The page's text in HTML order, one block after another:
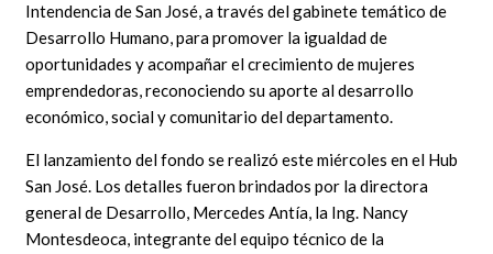
Intendencia de San José, a través del gabinete temático de
Desarrollo Humano, para promover la igualdad de
oportunidades y acompañar el crecimiento de mujeres
emprendedoras, reconociendo su aporte al desarrollo
económico, social y comunitario del departamento.
El lanzamiento del fondo se realizó este miércoles en el Hub
San José. Los detalles fueron brindados por la directora
general de Desarrollo, Mercedes Antía, la Ing. Nancy
Montesdeoca, integrante del equipo técnico de la